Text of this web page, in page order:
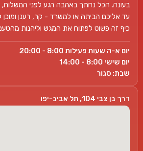
בעונה. הכל נחתך באהבה רגע לפני המשלוח,
עד אליכם הביתה או למשרד - קר, רענן ומוכן
כיף זה פשוט לפתוח את המגש וליהנות
יום א-ה שעות פעילות 8:00 - 20:00
יום שישי 8:00 - 14:00
שבת: סגור
דרך בן צבי 104, תל אביב-יפו